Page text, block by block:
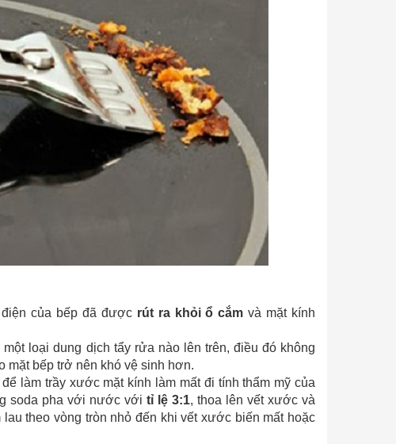
của bếp đã được rút ra khỏi ổ cắmvà mặt kính
loại dung dịch tẩy rửa nào lên trên, điều đó không
mặt bếp trở nên khó vệ sinh hơn.
làm trầy xước mặt kính làm mất đi tính thẩm mỹ của
soda pha với nước với tỉ lệ 3:1, thoa lên vết xước và
lau theo vòng tròn nhỏ đến khi vết xước biến mất hoặc